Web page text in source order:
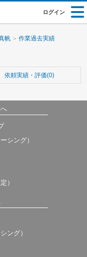
ログイン
帆 作業過去実績
依頼実績・評価(0)
シング）
）
ング）